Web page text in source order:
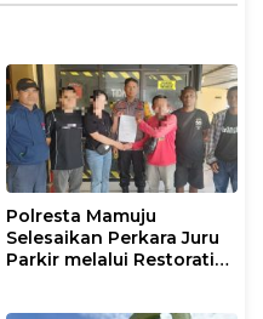
Polresta Mamuju
Selesaikan Perkara Juru
Parkir melalui Restorative